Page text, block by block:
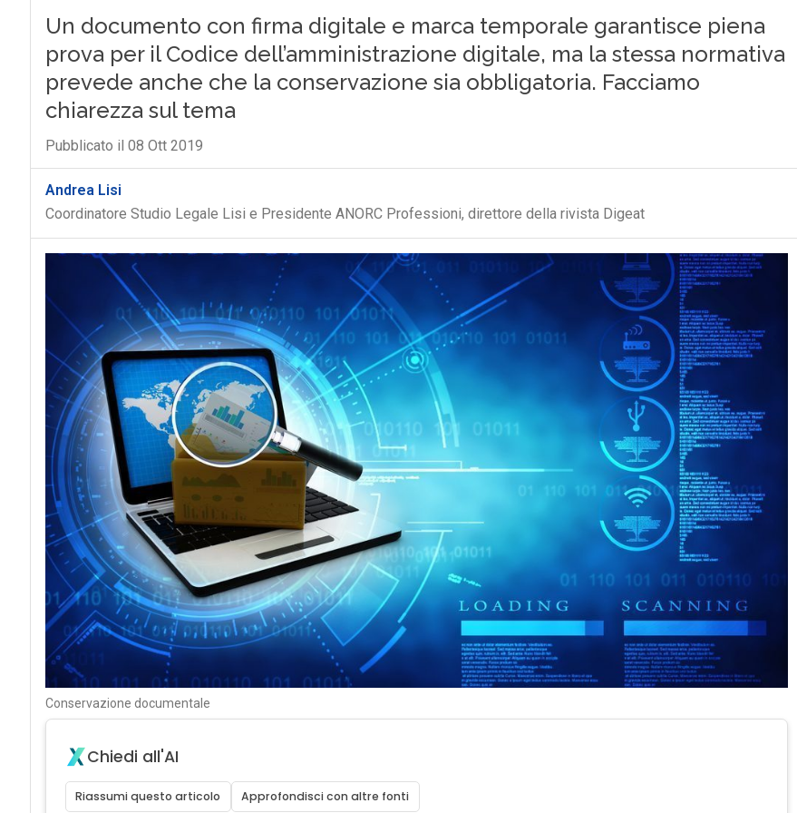
Un documento con firma digitale e marca temporale garantisce piena
prova per il Codice dell’amministrazione digitale, ma la stessa normativa
prevede anche che la conservazione sia obbligatoria. Facciamo
chiarezza sul tema
Pubblicato il 08 Ott 2019
Andrea Lisi
Coordinatore Studio Legale Lisi e Presidente ANORC Professioni, direttore della rivista Digeat
Conservazione documentale
Chiedi all'AI
Riassumi questo articolo Approfondisci con altre fonti
B